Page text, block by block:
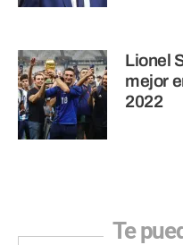
Lionel
mejor
2022
Te